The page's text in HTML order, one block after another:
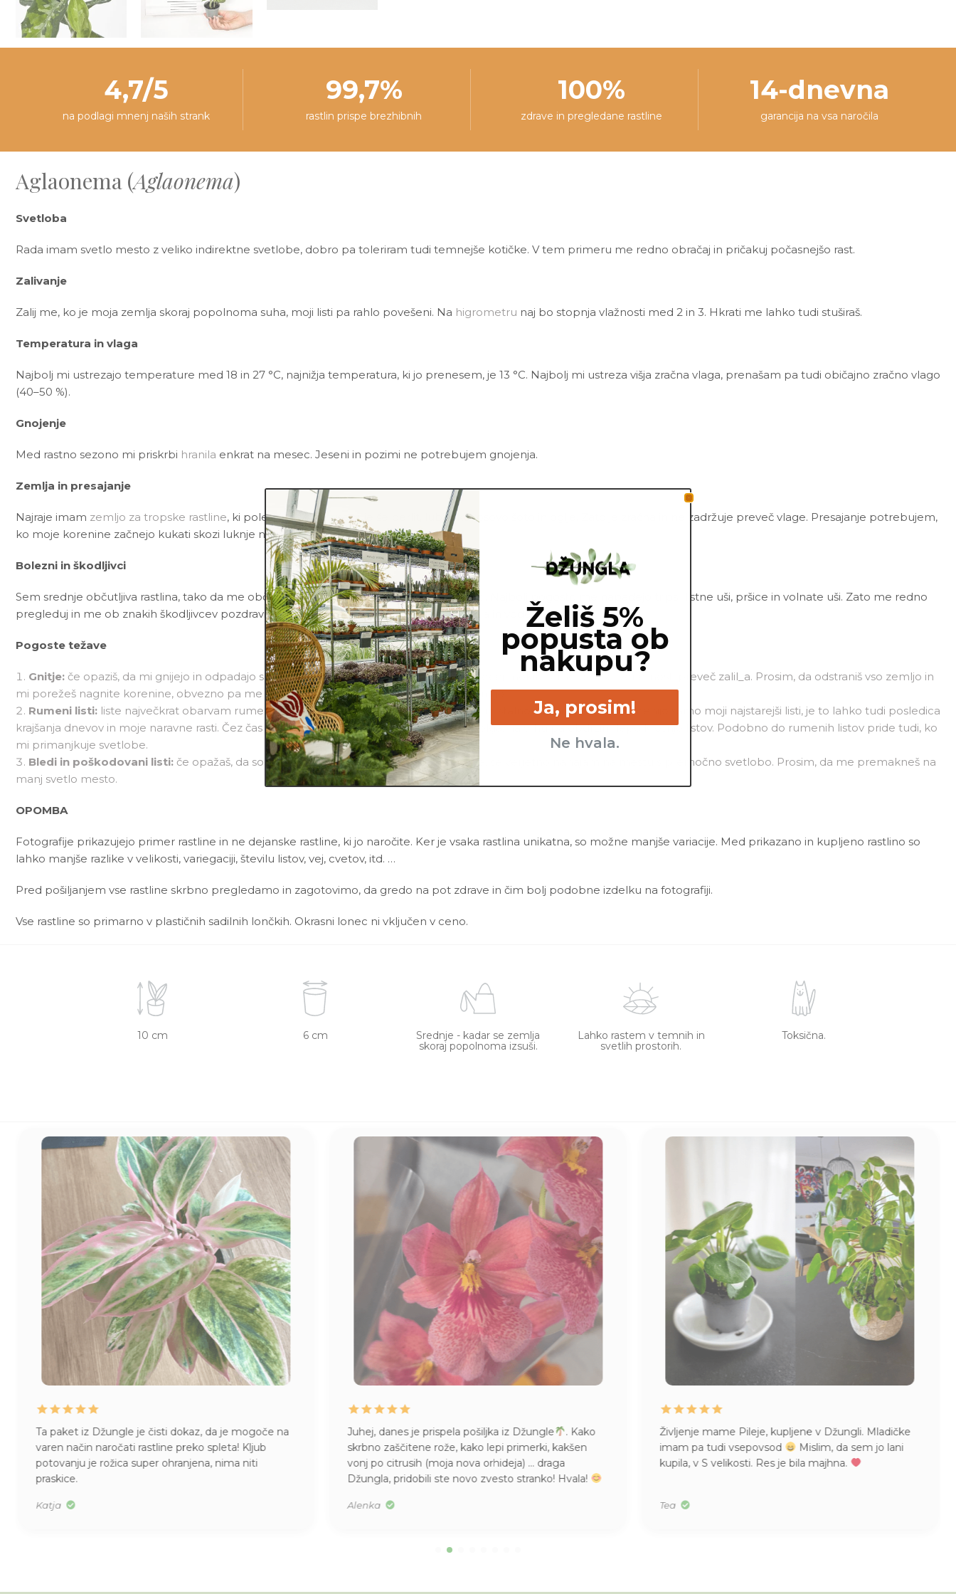
4,7/5
na podlagi mnenj naših strank
99,7%
rastlin prispe brezhibnih
100%
zdrave in pregledane rastline
14-dnevna
garancija na vsa naročila
Aglaonema (Aglaonema)
Svetloba
Rada imam svetlo mesto z veliko indirektne svetlobe, dobro pa toleriram tudi temnejše kotičke. V tem primeru me redno obračaj in pričakuj počasnejšo rast.
Zalivanje
Zalij me, ko je moja zemlja skoraj popolnoma suha, moji listi pa rahlo povešeni. Na higrometru naj bo stopnja vlažnosti med 2 in 3. Hkrati me lahko tudi stuširaš.
Temperatura in vlaga
Najbolj mi ustrezajo temperature med 18 in 27 °C, najnižja temperatura, ki jo prenesem, je 13 °C. Najbolj mi ustreza višja zračna vlaga, prenašam pa tudi običajno zračno vlago
(40–50 %).
Gnojenje
Med rastno sezono mi priskrbi hranila enkrat na mesec. Jeseni in pozimi ne potrebujem gnojenja.
Zemlja in presajanje
Najraje imam zemljo za tropske rastline, ki poleg črne šote vsebuje še perlit, lubje, kokosovo šoto in oglje. Zato je zračna in ne zadržuje preveč vlage. Presajanje potrebujem,
ko moje korenine začnejo kukati skozi luknje na dnu lonca.
Bolezni in škodljivci
Sem srednje občutljiva rastlina, tako da me občasno lahko napadejo bolezni in škodljivci. Najbolj pogosto me napadejo tripsi, listne uši, pršice in volnate uši. Zato me redno
pregleduj in me ob znakih škodljivcev pozdravi z insekticidom ali mešanicoNeem tonika in vode.
Pogoste težave
Gnitje: če opaziš, da mi gnijejo in odpadajo spodnji listi, medtem ko je moja zemlja precej mokra, si me po vsej verjetnosti preveč zalil_a. Prosim, da odstraniš vso zemljo in
mi porežeš nagnite korenine, obvezno pa me presadi v popolnoma svežo in zračno zemljo.
Rumeni listi: liste največkrat obarvam rumeno, ko predolgo časa stojim v neprimerni in stalno vlažni zemlji. Če rumenijo samo moji najstarejši listi, je to lahko tudi posledica
krajšanja dnevov in moje naravne rasti. Čez čas namreč moja stebla postanejo gola in dolga, na vrhu pa obdržim lepo krošnjo listov. Podobno do rumenih listov pride tudi, ko
mi primanjkuje svetlobe.
Bledi in poškodovani listi: če opažaš, da so moji listi zbledeli in imajo rjave poškodbe, se verjetno nahajam na mestu s premočno svetlobo. Prosim, da me premakneš na
manj svetlo mesto.
OPOMBA
Fotografije prikazujejo primer rastline in ne dejanske rastline, ki jo naročite. Ker je vsaka rastlina unikatna, so možne manjše variacije. Med prikazano in kupljeno rastlino so
lahko manjše razlike v velikosti, variegaciji, številu listov, vej, cvetov, itd. …
Pred pošiljanjem vse rastline skrbno pregledamo in zagotovimo, da gredo na pot zdrave in čim bolj podobne izdelku na fotografiji.
Vse rastline so primarno v plastičnih sadilnih lončkih. Okrasni lonec ni vključen v ceno.
10 cm 6 cm
Srednje - kadar se zemlja
skoraj popolnoma izsuši.
Lahko rastem v temnih in
svetlih prostorih.
Toksična.
Ta paket iz Džungle je čisti dokaz, da je mogoče na
varen način naročati rastline preko spleta! Kljub
potovanju je rožica super ohranjena, nima niti
praskice.
Katja
Juhej, danes je prispela pošiljka iz Džungle
. Kako
skrbno zaščitene rože, kako lepi primerki, kakšen
vonj po citrusih (moja nova orhideja) … draga
Džungla, pridobili ste novo zvesto stranko! Hvala!
Alenka
Življenje mame Pileje, kupljene v Džungli. Mladičke
imam pa tudi vsepovsod
Mislim, da sem jo lani
kupila, v S velikosti. Res je bila majhna.
Tea
Želiš 5%
popusta ob
nakupu?
Ja, prosim!
Ne hvala.